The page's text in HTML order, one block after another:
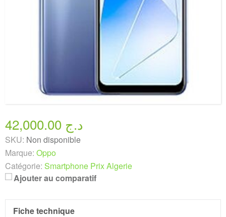
42,000.00 د.ج
SKU: Non disponible
Marque: Oppo
Catégorie: Smartphone Prix Algerie
Ajouter au comparatif
Fiche technique